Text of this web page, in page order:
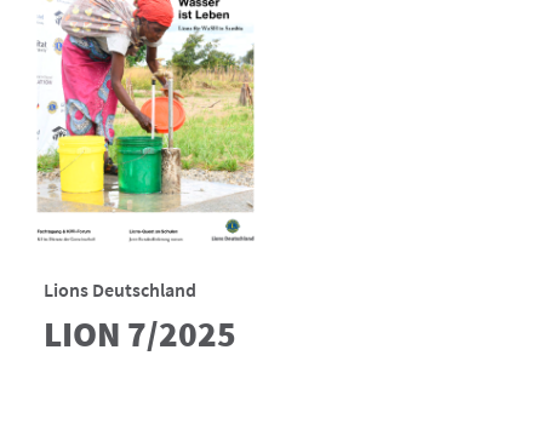
Lions Deutschland
LION 7/2025